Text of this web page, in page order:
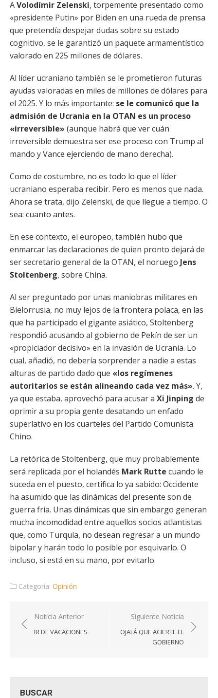
AVolodímir Zelenski, torpemente presentado como
«presidente Putin» por Biden en una rueda de prensa
que pretendía despejar dudas sobre su estado
cognitivo, se le garantizó un paquete armamentístico
valorado en 225 millones de dólares.
Al líder ucraniano también se le prometieron futuras
ayudas valoradas en miles de millones de dólares para
el 2025. Y lo más importante: se le comunicó que la
admisión de Ucrania en la OTAN es un proceso
«irreversible» (aunque habrá que ver cuán
irreversible demuestra ser ese proceso con Trump al
mando y Vance ejerciendo de mano derecha).
Como de costumbre, no es todo lo que el líder
ucraniano esperaba recibir. Pero es menos que nada.
Ahora se trata, dijo Zelenski, de que llegue a tiempo. O
sea: cuanto antes.
En ese contexto, el europeo, también hubo que
enmarcar las declaraciones de quien pronto dejará de
ser secretario general de la OTAN, el noruego Jens
Stoltenberg, sobre China.
Al ser preguntado por unas maniobras militares en
Bielorrusia, no muy lejos de la frontera polaca, en las
que ha participado el gigante asiático, Stoltenberg
respondió acusando al gobierno de Pekín de ser un
«propiciador decisivo» en la invasión de Ucrania. Lo
cual, añadió, no debería sorprender a nadie a estas
alturas de partido dado que «los regímenes
autoritarios se están alineando cada vez más». Y,
ya que estaba, aprovechó para acusar a Xi Jinping de
oprimir a su propia gente desatando un enfado
superlativo en los cuarteles del Partido Comunista
Chino.
La retórica de Stoltenberg, que muy probablemente
será replicada por el holandés Mark Rutte cuando le
suceda en el puesto, certifica lo ya sabido: Occidente
ha asumido que las dinámicas del presente son de
guerra fría. Unas dinámicas que sin embargo generan
mucha incomodidad entre aquellos socios atlantistas
que, como Turquía, no desean regresar a un mundo
bipolar y harán todo lo posible por esquivarlo. O
incluso, si está en su mano, por evitarlo.
Categoría: Opinión
Navegación
de
Noticia Anterior
IR DE VACACIONES
Siguiente Noticia
OJALÁ QUE ACIERTE EL
GOBIERNO
BUSCAR